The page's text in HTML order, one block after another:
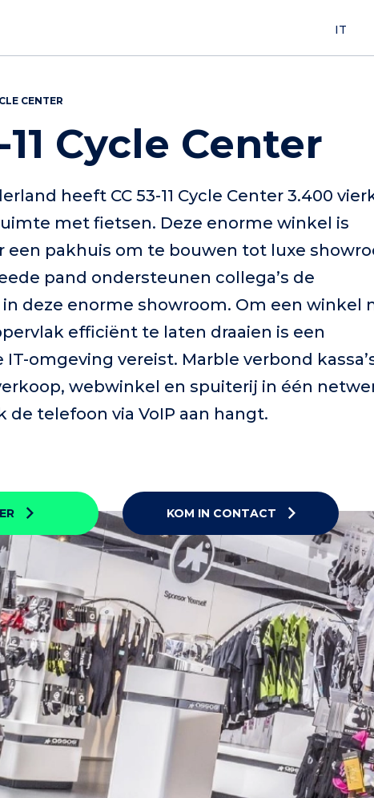
IT
CENTER
11 Cycle Center
heeft CC 53-11 Cycle Center 3.400
met fietsen. Deze enorme winkel is
een pakhuis om te bouwen tot luxe
pand ondersteunen collega’s de
deze enorme showroom. Om een winkel
efficiënt te laten draaien is een
omgeving vereist. Marble verbond
webwinkel en spuiterij in één
de telefoon via VoIP aan hangt.
KOM IN CONTACT